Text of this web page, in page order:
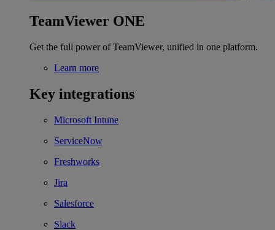
TeamViewer ONE
Get the full power of TeamViewer, unified in one platform.
Learn more
Key integrations
Microsoft Intune
ServiceNow
Freshworks
Jira
Salesforce
Slack